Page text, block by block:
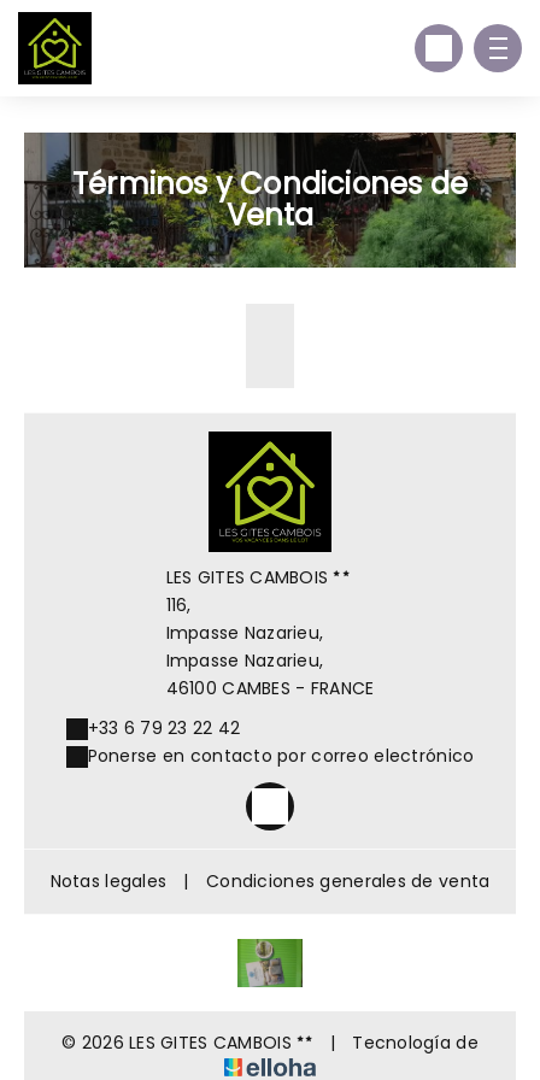
Términos y Condiciones de
Venta
LES GITES CAMBOIS
116,
Impasse Nazarieu,
Impasse Nazarieu,
46100 CAMBES - FRANCE
+33 6 79 23 22 42
Ponerse en contacto por correo electrónico
Notas legales | Condiciones generales de venta
© 2026 LES GITES CAMBOIS | Tecnología de